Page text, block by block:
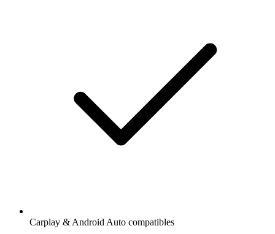
Carplay & Android Auto compatibles